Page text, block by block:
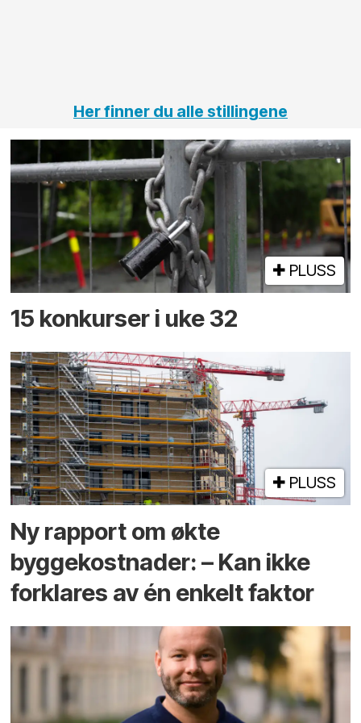
Her finner du alle stillingene
PLUSS
15 konkurser i uke 32
PLUSS
Ny rapport om økte
byggekostnader: – Kan ikke
forklares av én enkelt faktor